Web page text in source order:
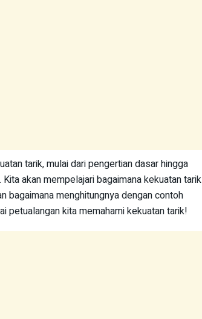
tarik, mulai dari pengertian dasar hingga
akan mempelajari bagaimana kekuatan tarik
bagaimana menghitungnya dengan contoh
petualangan kita memahami kekuatan tarik!